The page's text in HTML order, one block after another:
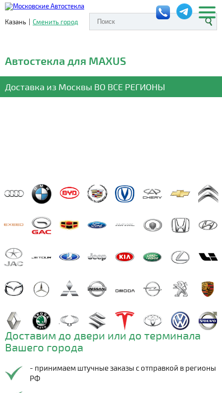
Казань | Сменить город
Автостекла для MAXUS
Доставка из Москвы ВО ВСЕ РЕГИОНЫ
Доставим до двери или до терминала
Вашего города
- принимаем штучные заказы с отправкой в регионы
РФ